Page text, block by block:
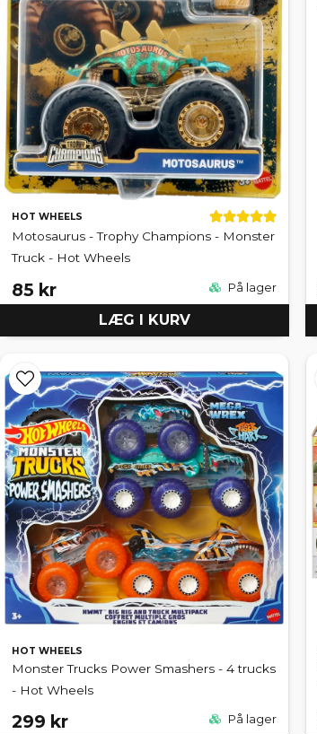
HOT WHEELS
Motosaurus - Trophy Champions - Monster
Truck - Hot Wheels
85 kr På lager
LÆG I KURV
HOT WHEELS
Monster Trucks Power Smashers - 4 trucks
- Hot Wheels
299 kr På lager